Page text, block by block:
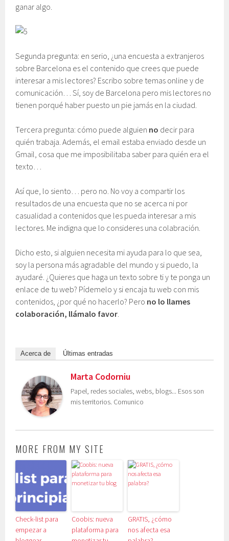
ganar algo.
Segunda pregunta: en serio, ¿una encuesta a extranjeros
sobre Barcelona es el contenido que crees que puede
interesar a mis lectores? Escribo sobre temas online y de
comunicación… Sí, soy de Barcelona pero mis lectores no
tienen porqué haber puesto un pie jamás en la ciudad.
Tercera pregunta: cómo puede alguien no decir para
quién trabaja. Además, el email estaba enviado desde un
Gmail, cosa que me imposibilitaba saber para quién era el
texto…
Así que, lo siento… pero no. No voy a compartir los
resultados de una encuesta que no se acerca ni por
casualidad a contenidos que les pueda interesar a mis
lectores. Me indigna que lo consideres una colabración.
Dicho esto, si alguien necesita mi ayuda para lo que sea,
soy la persona más agradable del mundo y si puedo, la
ayudaré. ¿Quieres que haga un texto sobre ti y te ponga un
enlace de tu web? Pídemelo y si encaja tu web con mis
contenidos, ¿por qué no hacerlo? Pero no lo llames
colaboración, llámalo favor.
Acerca de Últimas entradas
Marta Codorniu
Papel, redes sociales, webs, blogs... Esos son
mis territorios. Comunico
MORE FROM MY SITE
Check-list para
empezar a
Coobis: nueva
plataforma para
GRATIS, ¿cómo
nos afecta esa